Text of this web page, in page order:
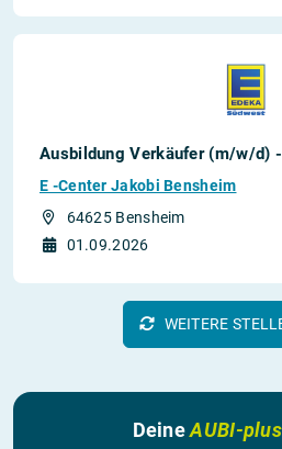
Ausbildung Verkäufer (m/w/d)
E -Center Jakobi Bensheim
64625 Bensheim
01.09.2026
WEITERE
DeineAUBI-